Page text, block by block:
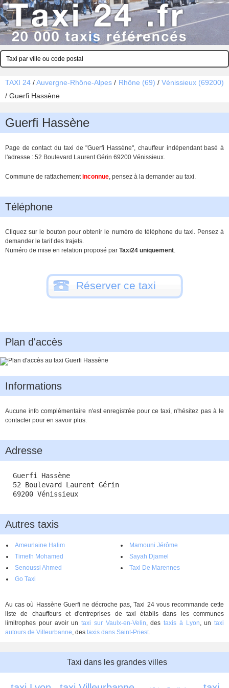
TAXI 24 /Auvergne-Rhône-Alpes / Rhône (69) / Vénissieux (69200)
/ Guerfi Hassène
Guerfi Hassène
Page de contact du taxi de "Guerfi Hassène", chauffeur indépendant basé à
l'adresse : 52 Boulevard Laurent Gérin 69200 Vénissieux.
Commune de rattachementinconnue, pensez à la demander au taxi.
Téléphone
Cliquez sur le bouton pour obtenir le numéro de téléphone du taxi. Pensez à
demander le tarif des trajets.
Numéro de mise en relation proposé par Taxi24 uniquement.
Réserver ce taxi
Plan d'accès
Informations
Aucune info complémentaire n'est enregistrée pour ce taxi, n'hésitez pas à le
contacter pour en savoir plus.
Adresse
Guerfi Hassène
52 Boulevard Laurent Gérin
69200 Vénissieux
Autres taxis
Ameurlaine Halim
Mamouni Jérôme
Timeth Mohamed
Sayah Djamel
Senoussi Ahmed
Taxi De Marennes
Go Taxi
Au cas où Hassène Guerfi ne décroche pas, Taxi 24 vous recommande cette
liste de chauffeurs et d'entreprises de taxi établis dans les communes
limitrophes pour avoir un taxi sur Vaulx-en-Velin, des taxis à Lyon, un taxi
autours de Villeurbanne, des taxis dans Saint-Priest.
Taxi dans les grandes villes